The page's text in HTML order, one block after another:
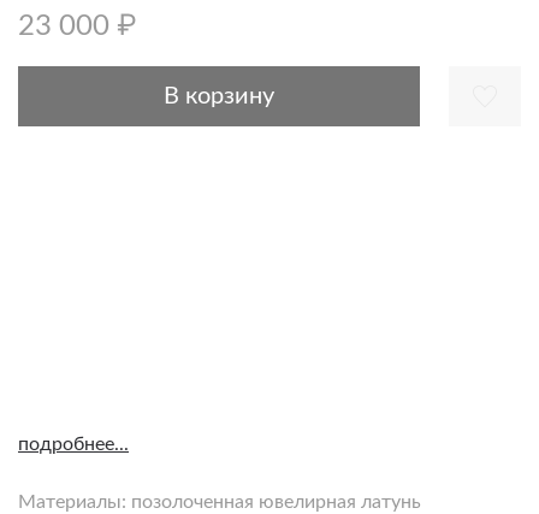
23 000 ₽
В корзину
подробнее...
Материалы: позолоченная ювелирная латунь